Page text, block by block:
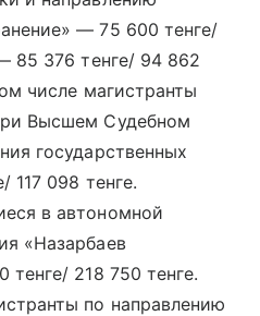
— 75 600 тенге/
85 376 тенге/ 94 862
числе магистранты
Высшем Судебном
государственных
117 098 тенге.
в автономной
«Назарбаев
218 750 тенге.
по направлению